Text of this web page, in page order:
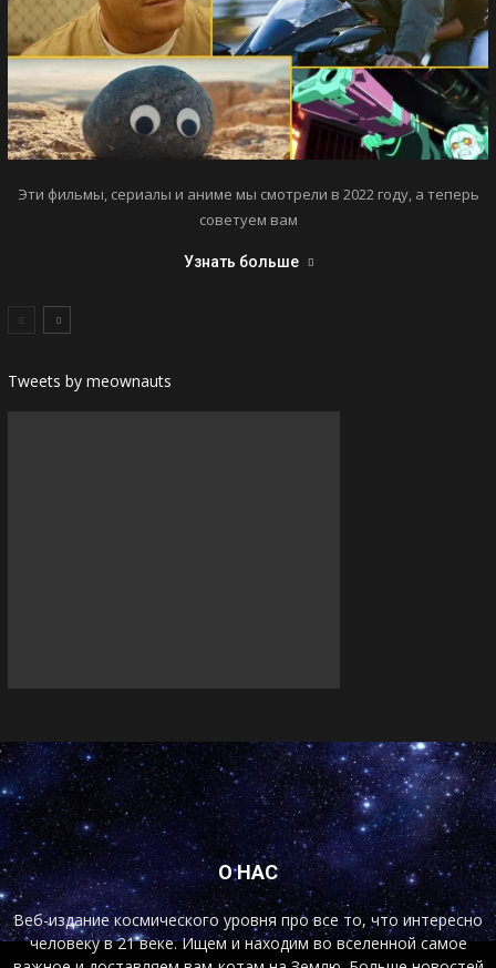
Эти фильмы, сериалы и аниме мы смотрели в 2022 году, а теперь
советуем вам
Узнать больше
Tweets by meownauts
О НАС
Веб-издание космического уровня про все то, что интересно
человеку в 21 веке. Ищем и находим во вселенной самое